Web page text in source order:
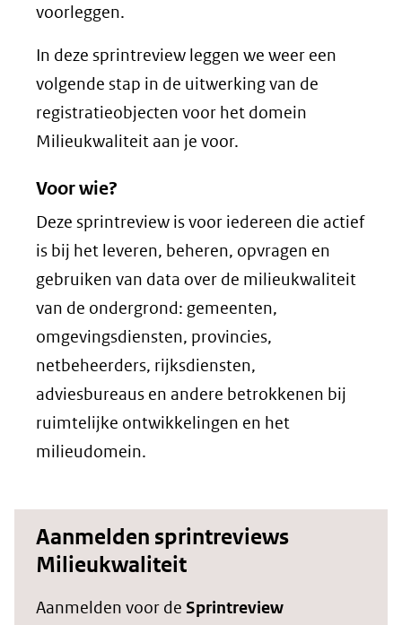
voorleggen.
In deze sprintreview leggen we weer een
volgende stap in de uitwerking van de
registratieobjecten voor het domein
Milieukwaliteit aan je voor.
Voor wie?
Deze sprintreview is voor iedereen die actief
is bij het leveren, beheren, opvragen en
gebruiken van data over de milieukwaliteit
van de ondergrond: gemeenten,
omgevingsdiensten, provincies,
netbeheerders, rijksdiensten,
adviesbureaus en andere betrokkenen bij
ruimtelijke ontwikkelingen en het
milieudomein.
Aanmelden sprintreviews
Milieukwaliteit
Aanmelden voor de Sprintreview